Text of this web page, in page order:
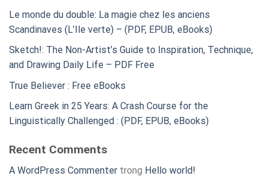
Le monde du double: La magie chez les anciens
Scandinaves (L’Ile verte) – (PDF, EPUB, eBooks)
Sketch!: The Non-Artist’s Guide to Inspiration, Technique,
and Drawing Daily Life – PDF Free
True Believer : Free eBooks
Learn Greek in 25 Years: A Crash Course for the
Linguistically Challenged : (PDF, EPUB, eBooks)
Recent Comments
A WordPress Commenter trong Hello world!